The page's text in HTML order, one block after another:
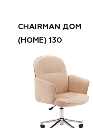
CHAIRMAN ДОМ
(HOME) 130